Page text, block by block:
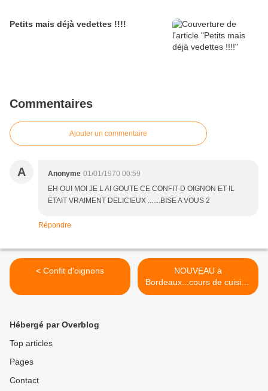
Petits mais déjà vedettes !!!!
Commentaires
Ajouter un commentaire
A Anonyme 01/01/1970 00:59
EH OUI MOI JE L AI GOUTE CE CONFIT D OIGNON ET IL
ETAIT VRAIMENT DELICIEUX .......BISE A VOUS 2
Répondre
< Confit d'oignons
NOUVEAU à
Bordeaux...cours de cuisine
pour enfants. >
Hébergé par Overblog
Top articles
Pages
Contact